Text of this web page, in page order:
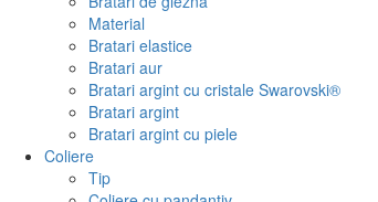
Material
Bratari elastice
Bratari aur
Bratari argint cu cristale Swarovski®
Bratari argint
Bratari argint cu piele
Coliere
Tip